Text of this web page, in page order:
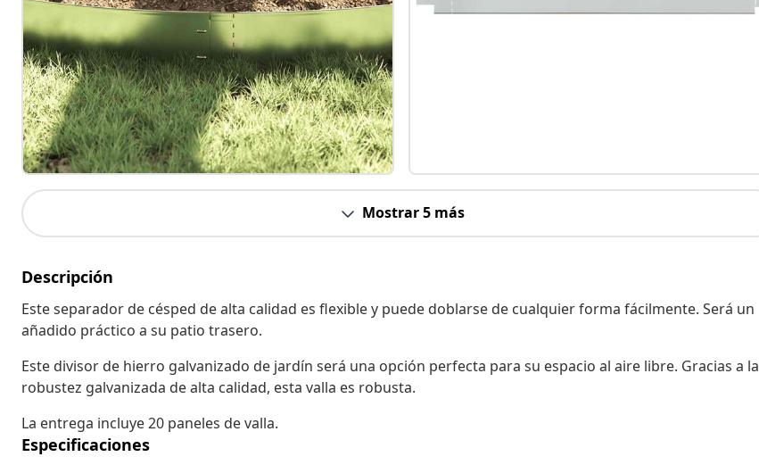
Mostrar 5 más
Descripción
Este separador de césped de alta calidad es flexible y puede doblarse de cualquier forma fácilmente. Será un
añadido práctico a su patio trasero.
Este divisor de hierro galvanizado de jardín será una opción perfecta para su espacio al aire libre. Gracias a la
robustez galvanizada de alta calidad, esta valla es robusta.
La entrega incluye 20 paneles de valla.
Especificaciones